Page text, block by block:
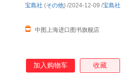
中图上海进口图书旗舰店
宝島社 (その他) /2024-12-09 /宝島社
加入购物车 收藏